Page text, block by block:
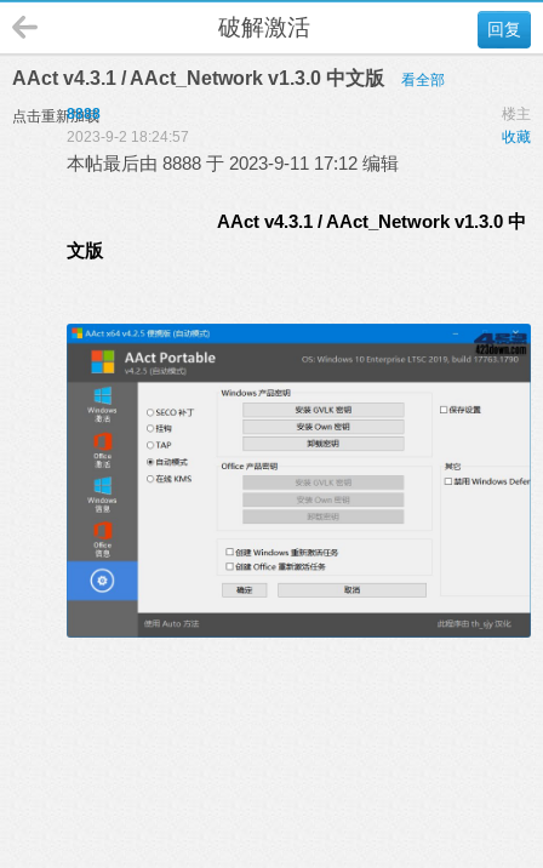
回复
破解激活
AAct v4.3.1 / AAct_Network v1.3.0 中文版 看全部
点击重新加载 楼主
8888
收藏
2023-9-2 18:24:57
本帖最后由 8888 于 2023-9-11 17:12 编辑
AAct v4.3.1 / AAct_Network v1.3.0 中
文版